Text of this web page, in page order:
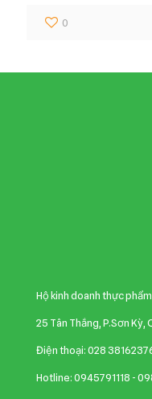
0
Hộ kinh doanh thực
25 Tân Thắng, P.Sơn Kỳ,
Điện thoại: 028
Hotline: 0945791118 -